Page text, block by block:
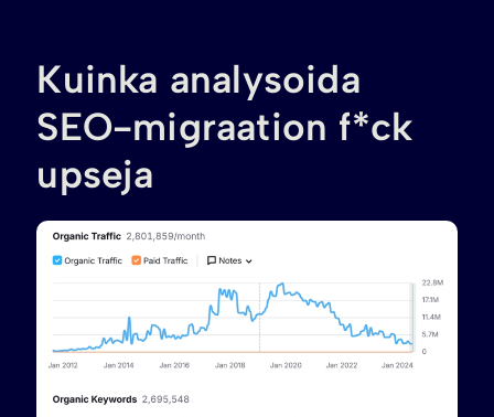
Kuinka analysoida
SEO-migraation f*ck
upseja